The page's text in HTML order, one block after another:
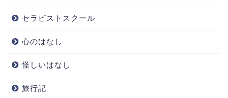
セラピストスクール
心のはなし
怪しいはなし
旅行記